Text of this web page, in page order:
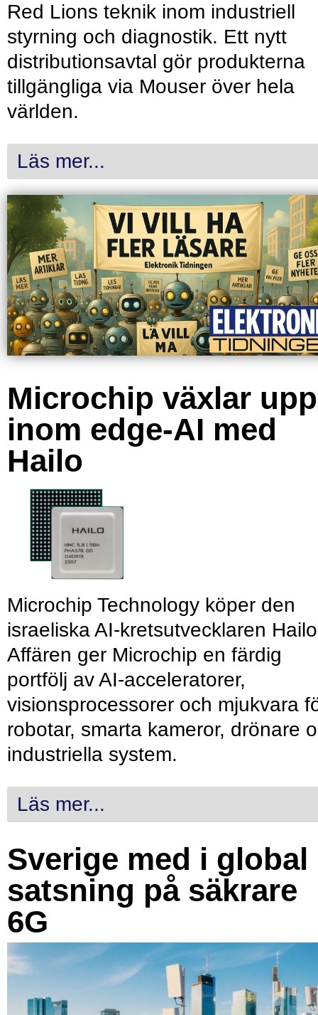
Red Lions teknik inom industriell
styrning och diagnostik. Ett nytt
distributionsavtal gör produkterna
tillgängliga via Mouser över hela
världen.
Läs mer...
Microchip växlar upp
inom edge-AI med
Hailo
Microchip Technology köper den
israeliska AI-kretsutvecklaren
Affären ger Microchip en färdig
portfölj av AI-acceleratorer,
visionsprocessorer och mjukvara
robotar, smarta kameror, drönare
industriella system.
Läs mer...
Sverige med i global
satsning på säkrare
6G